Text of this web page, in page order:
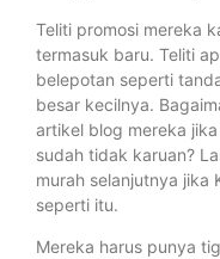
Teliti promosi mereka
termasuk baru. Teliti
belepotan seperti
besar kecilnya.
artikel blog mereka
sudah tidak karuan?
murah selanjutnya jika
seperti itu.
Mereka harus punya